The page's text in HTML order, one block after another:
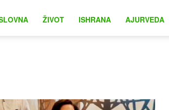
ŽIVOT ISHRANA AJURVEDA